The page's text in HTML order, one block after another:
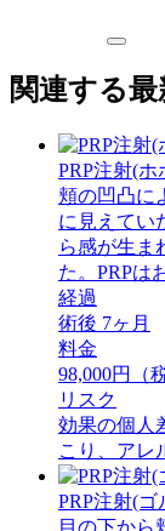
関連する
PRP注射(ホ
頬の凹凸に
に見えてい
ら感が生ま
た。PRP
経過
術後 7ヶ月
料金
98,000円（
リスク
効果の個人
こり、アレ
PRP注射(